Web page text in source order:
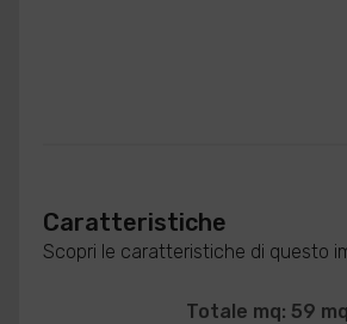
Caratteristiche
Scopri le caratteristiche di questo
Totale mq: 59 mq